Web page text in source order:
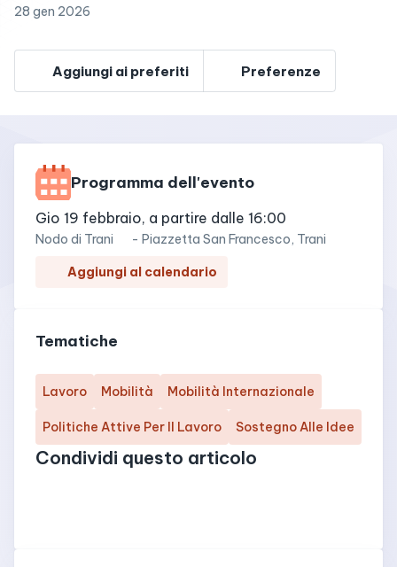
28 gen 2026
Aggiungi ai preferiti Preferenze
Programma dell'evento
gio 19 febbraio, a partire dalle 16:00
Nodo di Trani - Piazzetta San Francesco, Trani
Aggiungi al calendario
Tematiche
Lavoro Mobilità Mobilità Internazionale
Politiche Attive Per Il Lavoro Sostegno Alle Idee
Condividi questo articolo